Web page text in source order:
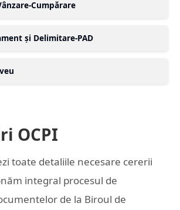
Cumpărare
și Delimitare-PAD
OCPI
toate detaliile necesare cererii
integral procesul de
de la Biroul de